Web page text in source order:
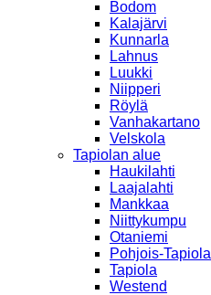
Bodom
Kalajärvi
Kunnarla
Lahnus
Luukki
Niipperi
Röylä
Vanhakartano
Velskola
Tapiolan alue
Haukilahti
Laajalahti
Mankkaa
Niittykumpu
Otaniemi
Pohjois-Tapiola
Tapiola
Westend